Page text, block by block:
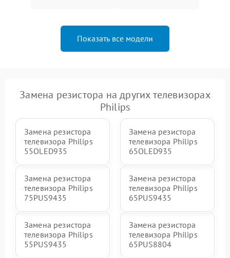
Показать все модели
Замена резистора на других телевизорах
Philips
Замена резистора
телевизора Philips
55OLED935
Замена резистора
телевизора Philips
65OLED935
Замена резистора
телевизора Philips
75PUS9435
Замена резистора
телевизора Philips
65PUS9435
Замена резистора
телевизора Philips
55PUS9435
Замена резистора
телевизора Philips
65PUS8804